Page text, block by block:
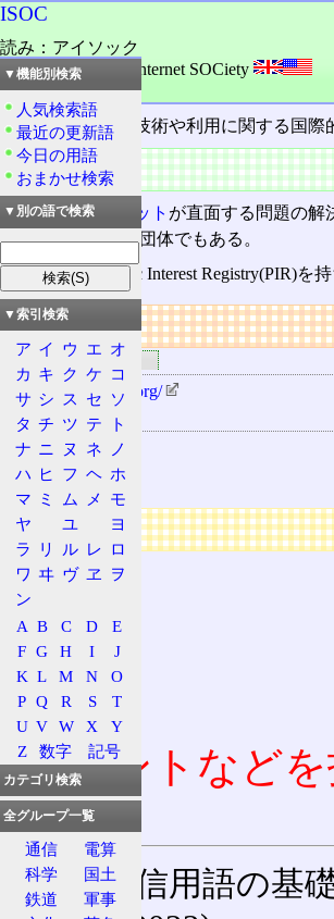
ISOC
読み：アイソック
外語：ISOC: The Internet SOCiety
品詞：団体組織名
インターネット技術や利用に関する国
概要
将来インターネット が直面する問題の解
つグループの中心団体でもある。
下部組織にPublic Interest Registry(PIR)を
リンク
関連するリンク
http://www.isoc.org/
関連する用語
IETF
IAB
広告
コメントなど
通信用語の基
▼機能別検索
人気検索語
最近の更新語
今日の用語
おまかせ検索
▼別の語で検索
▼索引検索
ア イ ウ エ オ
カ キ ク ケ コ
サ シ ス セ ソ
タ チ ツ テ
ト
ナ ニ ヌ ネ
ノ
ハ ヒ フ ヘ ホ
マ ミ ム メ
モ
ヤ
ユ
ヨ
ラ
リ ル レ ロ
ワ ヰ ヴ ヱ
ヲ
ン
A B C D
E
F G H I
J
K L M N
O
P Q R S
T
U V W X
Y
Z
数字 記号
カテゴリ検索
全グループ一覧
通信
電算
科学
国土
鉄道
軍事